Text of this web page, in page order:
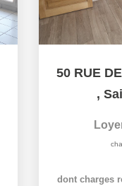
,
dont charges